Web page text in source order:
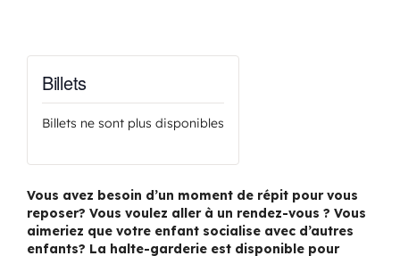
Billets
Billets ne sont plus disponibles
Vous avez besoin d’un moment de répit pour vous
reposer? Vous voulez aller à un rendez-vous ? Vous
aimeriez que votre enfant socialise avec d’autres
enfants? La halte-garderie est disponible pour